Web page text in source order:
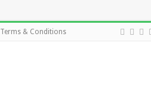
Terms & Conditions